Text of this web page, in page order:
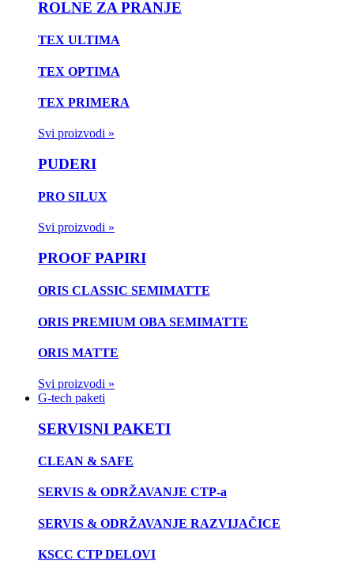
ROLNE ZA PRANJE
TEX ULTIMA
TEX OPTIMA
TEX PRIMERA
Svi proizvodi »
PUDERI
PRO SILUX
Svi proizvodi »
PROOF PAPIRI
ORIS CLASSIC SEMIMATTE
ORIS PREMIUM OBA SEMIMATTE
ORIS MATTE
Svi proizvodi »
G-tech paketi
SERVISNI PAKETI
CLEAN & SAFE
SERVIS & ODRŽAVANJE CTP-a
SERVIS & ODRŽAVANJE RAZVIJAČICE
KSCC CTP DELOVI